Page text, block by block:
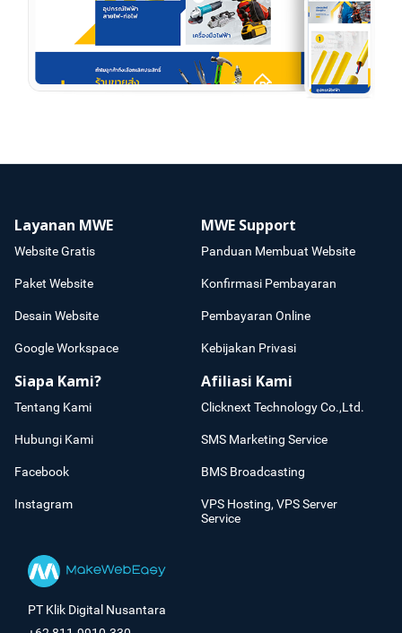
Layanan MWE
Website Gratis
Paket Website
Desain Website
Google Workspace
MWE Support
Panduan Membuat Website
Konfirmasi Pembayaran
Pembayaran Online
Kebijakan Privasi
Siapa Kami?
Tentang Kami
Hubungi Kami
Facebook
Instagram
Afiliasi Kami
Clicknext Technology Co.,Ltd.
SMS Marketing Service
BMS Broadcasting
VPS Hosting, VPS Server
Service
PT Klik Digital Nusantara